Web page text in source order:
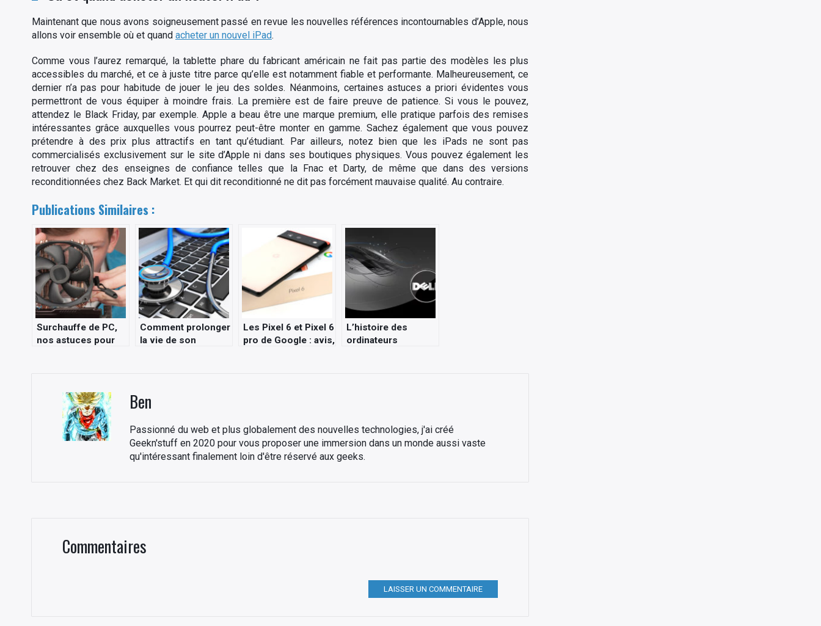
Maintenant que nous avons soigneusement passé en revue les nouvelles références incontournables d’Apple, nous
allons voir ensemble où et quand acheter un nouvel iPad.
Comme vous l’aurez remarqué, la tablette phare du fabricant américain ne fait pas partie des modèles les plus
accessibles du marché, et ce à juste titre parce qu’elle est notamment fiable et performante. Malheureusement, ce
dernier n’a pas pour habitude de jouer le jeu des soldes. Néanmoins, certaines astuces a priori évidentes vous
permettront de vous équiper à moindre frais. La première est de faire preuve de patience. Si vous le pouvez,
attendez le Black Friday, par exemple. Apple a beau être une marque premium, elle pratique parfois des remises
intéressantes grâce auxquelles vous pourrez peut-être monter en gamme. Sachez également que vous pouvez
prétendre à des prix plus attractifs en tant qu’étudiant. Par ailleurs, notez bien que les iPads ne sont pas
commercialisés exclusivement sur le site d’Apple ni dans ses boutiques physiques. Vous pouvez également les
retrouver chez des enseignes de confiance telles que la Fnac et Darty, de même que dans des versions
reconditionnées chez Back Market. Et qui dit reconditionné ne dit pas forcément mauvaise qualité. Au contraire.
Publications Similaires :
Surchauffe de PC,
nos astuces pour
Comment prolonger
la vie de son
Les Pixel 6 et Pixel 6
pro de Google : avis,
L’histoire des
ordinateurs
Ben
Passionné du web et plus globalement des nouvelles technologies, j'ai créé
Geekn'stuff en 2020 pour vous proposer une immersion dans un monde aussi vaste
qu'intéressant finalement loin d'être réservé aux geeks.
Commentaires
LAISSER UN COMMENTAIRE